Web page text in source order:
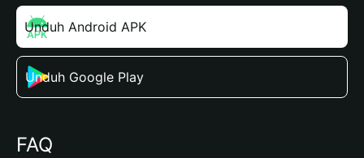
Unduh Android APK
Unduh Google Play
FAQ